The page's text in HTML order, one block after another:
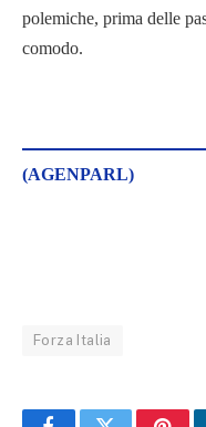
polemiche, prima delle
comodo.
(AGENPARL)
Forza Italia